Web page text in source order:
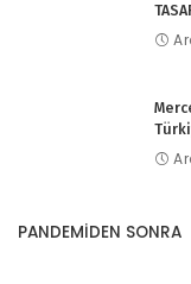
PANDEMİDEN SONRA